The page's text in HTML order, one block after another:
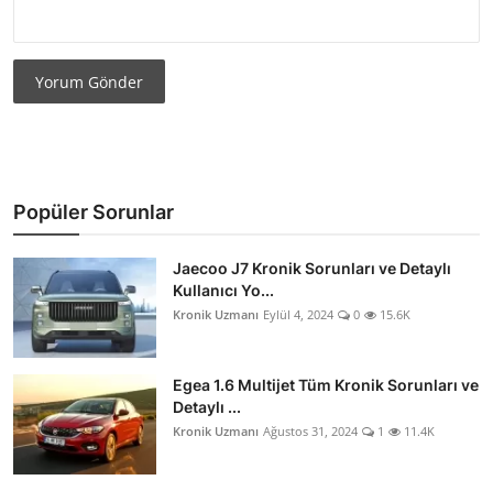
Yorum Gönder
Popüler Sorunlar
Jaecoo J7 Kronik Sorunları ve Detaylı
Kullanıcı Yo...
Kronik Uzmanı Eylül 4, 2024 0 15.6K
Egea 1.6 Multijet Tüm Kronik Sorunları ve
Detaylı ...
Kronik Uzmanı Ağustos 31, 2024 1 11.4K